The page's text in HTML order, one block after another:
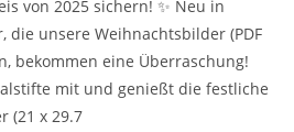
von 2025 sichern! ✨ Neu in
die unsere Weihnachtsbilder (PDF
bekommen eine Überraschung!
mit und genießt die festliche
(21 x 29.7